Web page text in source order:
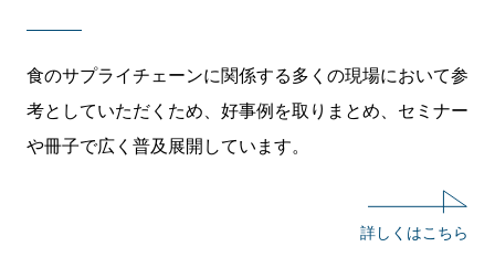
食のサプライチェーンに関係する多くの現場において参
考としていただくため、好事例を取りまとめ、セミナー
や冊子で広く普及展開しています。
詳しくはこちら